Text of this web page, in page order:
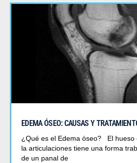
EDEMA ÓSEO: CAUSAS Y
¿Qué es el Edema óseo? El hueso
la articulaciones tiene una forma
de un panal de